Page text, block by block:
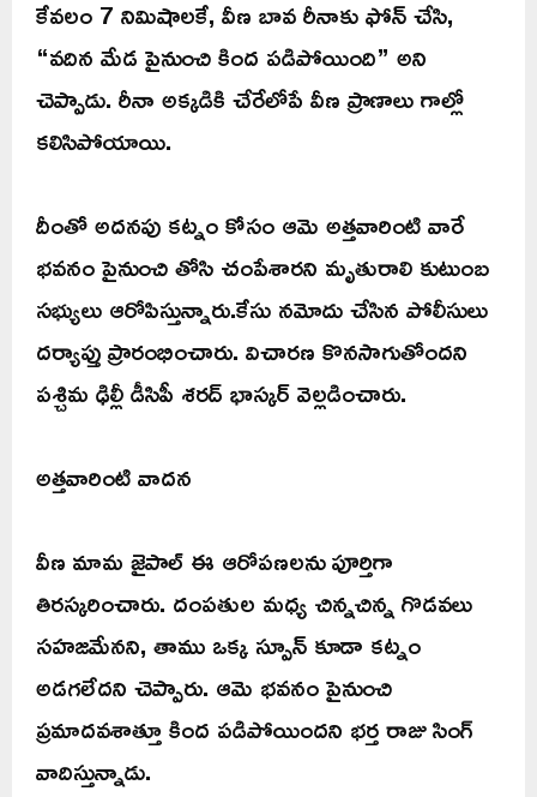
కేవలం 7 నిమిషాలకే, వీణ బావ రీనాకు ఫోన్ చేసి,
“వదిన మేడ పైనుంచి కింద పడిపోయింది” అని
చెప్పాడు. రీనా అక్కడికి చేరేలోపే వీణ ప్రాణాలు గాల్లో
కలిసిపోయాయి.
దీంతో అదనపు కట్నం కోసం ఆమె అత్తవారింటి వారే
భవనం పైనుంచి తోసి చంపేశారని మృతురాలి కుటుంబ
సభ్యులు ఆరోపిస్తున్నారు.కేసు నమోదు చేసిన పోలీసులు
దర్యాప్తు ప్రారంభించారు. విచారణ కొనసాగుతోందని
పశ్చిమ ఢిల్లీ డీసిపీ శరద్ భాస్కర్ వెల్లడించారు.
అత్తవారింటి వాదన
వీణ మామ జైపాల్ ఈ ఆరోపణలను పూర్తిగా
తిరస్కరించారు. దంపతుల మధ్య చిన్నచిన్న గొడవలు
సహజమేనని, తాము ఒక్క స్పూన్ కూడా కట్నం
అడగలేదని చెప్పారు. ఆమె భవనం పైనుంచి
ప్రమాదవశాత్తూ కింద పడిపోయిందని భర్త రాజు సింగ్
వాదిస్తున్నాడు.